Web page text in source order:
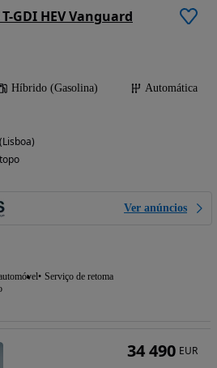
GDI HEV Vanguard
Híbrido (Gasolina)
Automática
Ver anúncios
Serviço de retoma
34 490 EUR